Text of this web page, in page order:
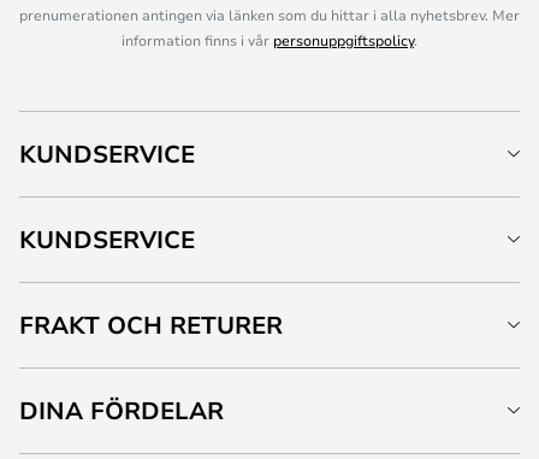
prenumerationen antingen via länken som du hittar i alla nyhetsbrev. Mer
information finns i vår personuppgiftspolicy.
KUNDSERVICE
KUNDSERVICE
FRAKT OCH RETURER
DINA FÖRDELAR